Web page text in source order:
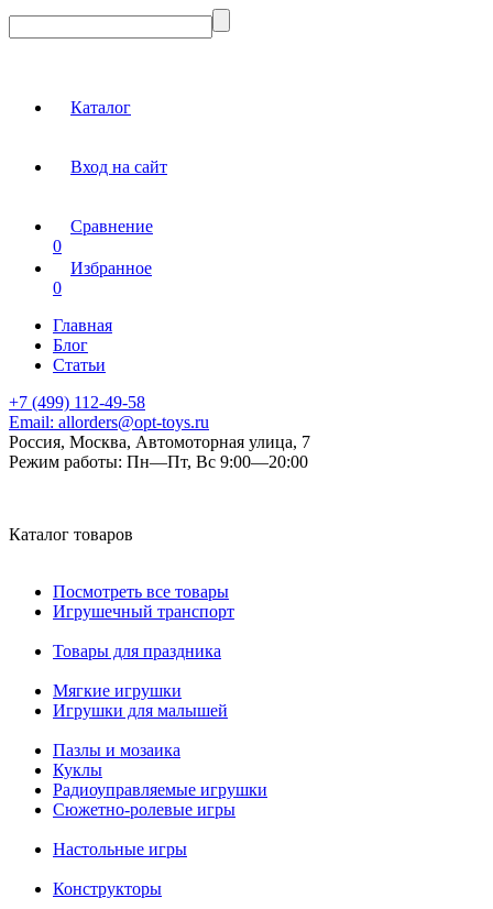
Каталог
Вход на сайт
Сравнение
0
Избранное
0
Главная
Блог
Статьи
+7 (499) 112-49-58
Email: allorders@opt-toys.ru
Россия, Москва, Автомоторная улица, 7
Режим работы: Пн—Пт, Вс 9:00—20:00
Каталог товаров
Посмотреть все товары
Игрушечный транспорт
Товары для праздника
Мягкие игрушки
Игрушки для малышей
Пазлы и мозаика
Куклы
Радиоуправляемые игрушки
Сюжетно-ролевые игры
Настольные игры
Конструкторы